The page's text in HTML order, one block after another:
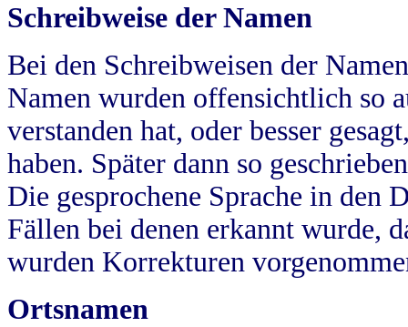
Schreibweise der Namen
Bei den Schreibweisen der
Namen wurden offensichtlich so
verstanden hat, oder besser
haben. Später dann so
Die gesprochene Sprache in
Fällen bei denen erkannt wurde,
wurden Korrekturen
Ortsnamen